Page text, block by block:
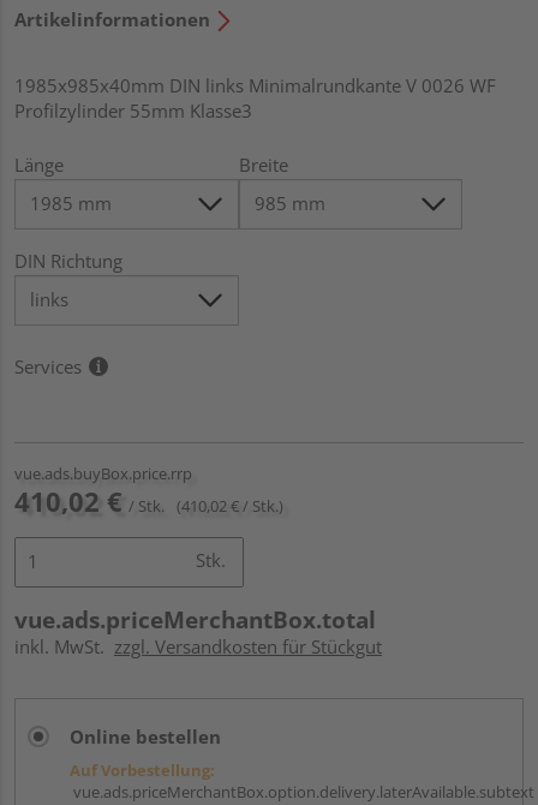
Artikelinformationen
1985x985x40mm DIN links Minimalrundkante V 0026 WF
Profilzylinder 55mm Klasse3
Länge Breite
DIN Richtung
Services
vue.ads.buyBox.price.rrp
410,02 € / Stk. (410,02 € / Stk.)
Stk.
vue.ads.priceMerchantBox.total
inkl. MwSt. zzgl. Versandkosten für Stückgut
Online bestellen
Auf Vorbestellung:
vue.ads.priceMerchantBox.option.delivery.laterAvailable.subtext